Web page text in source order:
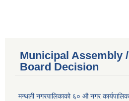
Municipal Assembly
Board Decision
मन्थली नगरपालिकाको ६० औ नगर